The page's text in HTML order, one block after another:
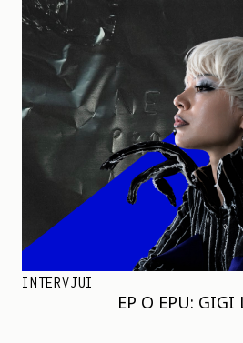
INTERVJUI
EP O EPU: